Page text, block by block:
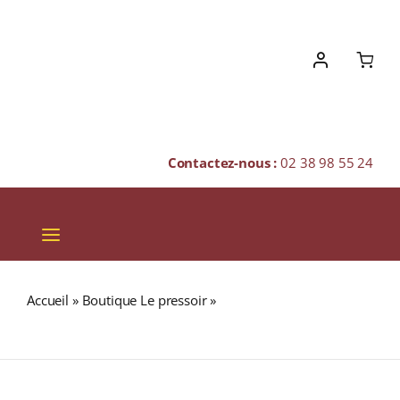
Contactez-nous :02 38 98 55 24
Toggle
Navigation
SPIRITUEUX
Accueil » Boutique Le pressoir»